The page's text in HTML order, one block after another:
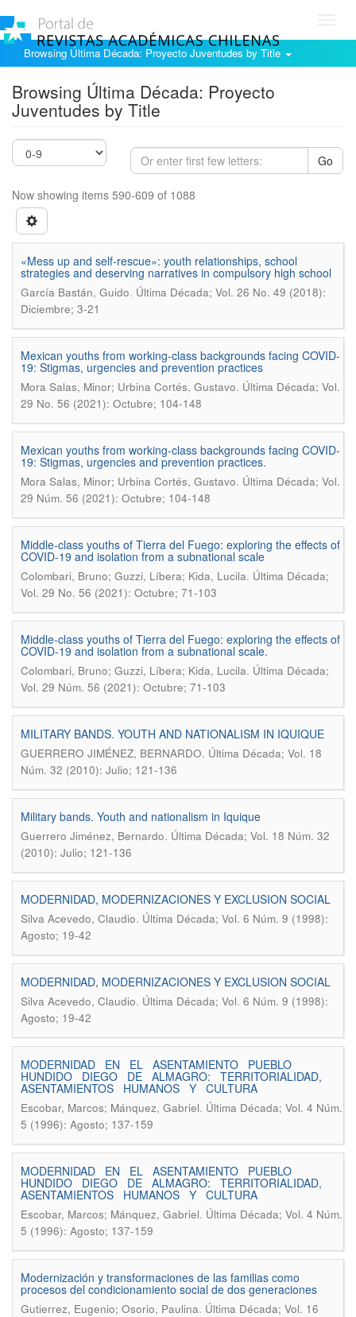
Browsing Última Década: Proyecto Juventudes by Title
Browsing Última Década: Proyecto
Juventudes by Title
Go
Now showing items 590-609 of 1088
«Mess up and self-rescue»: youth relationships, school
strategies and deserving narratives in compulsory high school
García Bastán, Guido. Última Década; Vol. 26 No. 49 (2018):
Diciembre; 3-21
Mexican youths from working-class backgrounds facing COVID-
19: Stigmas, urgencies and prevention practices
Mora Salas, Minor; Urbina Cortés, Gustavo. Última Década; Vol.
29 No. 56 (2021): Octubre; 104-148
Mexican youths from working-class backgrounds facing COVID-
19: Stigmas, urgencies and prevention practices.
Mora Salas, Minor; Urbina Cortés, Gustavo. Última Década; Vol.
29 Núm. 56 (2021): Octubre; 104-148
Middle-class youths of Tierra del Fuego: exploring the effects of
COVID-19 and isolation from a subnational scale
Colombari, Bruno; Guzzi, Líbera; Kida, Lucila. Última Década;
Vol. 29 No. 56 (2021): Octubre; 71-103
Middle-class youths of Tierra del Fuego: exploring the effects of
COVID-19 and isolation from a subnational scale.
Colombari, Bruno; Guzzi, Líbera; Kida, Lucila. Última Década;
Vol. 29 Núm. 56 (2021): Octubre; 71-103
MILITARY BANDS. YOUTH AND NATIONALISM IN IQUIQUE
GUERRERO JIMÉNEZ, BERNARDO. Última Década; Vol. 18
Núm. 32 (2010): Julio; 121-136
Military bands. Youth and nationalism in Iquique
Guerrero Jiménez, Bernardo. Última Década; Vol. 18 Núm. 32
(2010): Julio; 121-136
MODERNIDAD, MODERNIZACIONES Y EXCLUSION SOCIAL
Silva Acevedo, Claudio. Última Década; Vol. 6 Núm. 9 (1998):
Agosto; 19-42
MODERNIDAD, MODERNIZACIONES Y EXCLUSION SOCIAL
Silva Acevedo, Claudio. Última Década; Vol. 6 Núm. 9 (1998):
Agosto; 19-42
MODERNIDAD EN EL ASENTAMIENTO PUEBLO
HUNDIDO DIEGO DE ALMAGRO: TERRITORIALIDAD,
ASENTAMIENTOS HUMANOS Y CULTURA
Escobar, Marcos; Mánquez, Gabriel. Última Década; Vol. 4 Núm.
5 (1996): Agosto; 137-159
MODERNIDAD EN EL ASENTAMIENTO PUEBLO
HUNDIDO DIEGO DE ALMAGRO: TERRITORIALIDAD,
ASENTAMIENTOS HUMANOS Y CULTURA
Escobar, Marcos; Mánquez, Gabriel. Última Década; Vol. 4 Núm.
5 (1996): Agosto; 137-159
Modernización y transformaciones de las familias como
procesos del condicionamiento social de dos generaciones
Gutierrez, Eugenio; Osorio, Paulina. Última Década; Vol. 16